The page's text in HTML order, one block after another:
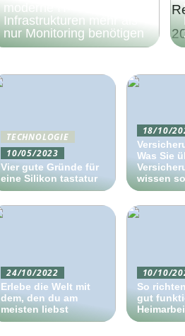
moderne IT-
Infrastrukturen mehr als
nur Monitoring benötigen
TECHNOLOGIE
10/05/2023
Vier gute Gründe für
eine Silikon tastatur
24/10/2022
Erlebe die Welt mit
dem, den du am
meisten liebst
18/10/
Was Sie
wissen
10/10/
So
gut